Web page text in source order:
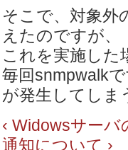
そこで、対象外
えたのですが、
これを実施した
毎回snmpwalk
が発生してしま
‹ Widowsサー
通知について ›